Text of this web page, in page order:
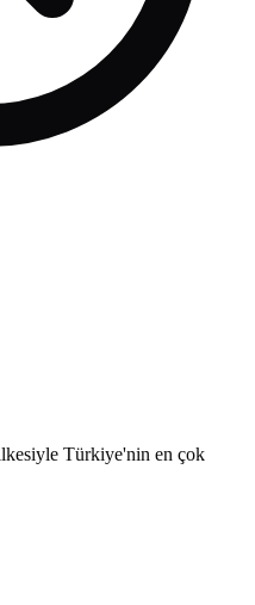
Türkiye'nin en çok